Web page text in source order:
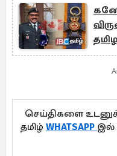
செய்திகளை
தமிழ் WHATSAPP இல்